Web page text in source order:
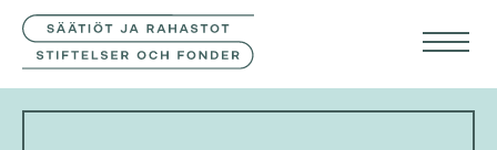
FIN
ENG